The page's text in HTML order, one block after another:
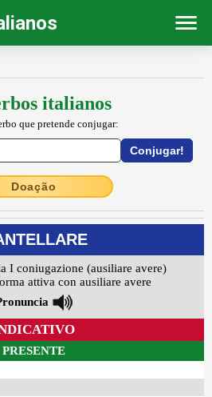
italianos
que pretende conjugar:
Doação
I coniugazione (ausiliare avere)
attiva con ausiliare avere
PRESENTE